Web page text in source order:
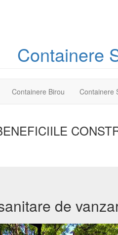
Containere
Containere Birou Containere
de